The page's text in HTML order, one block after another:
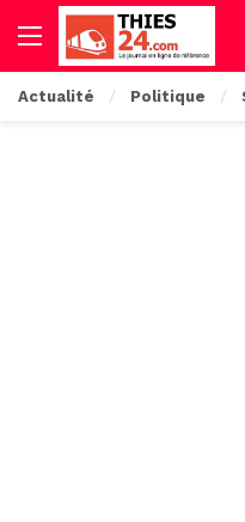
Actualité Politique